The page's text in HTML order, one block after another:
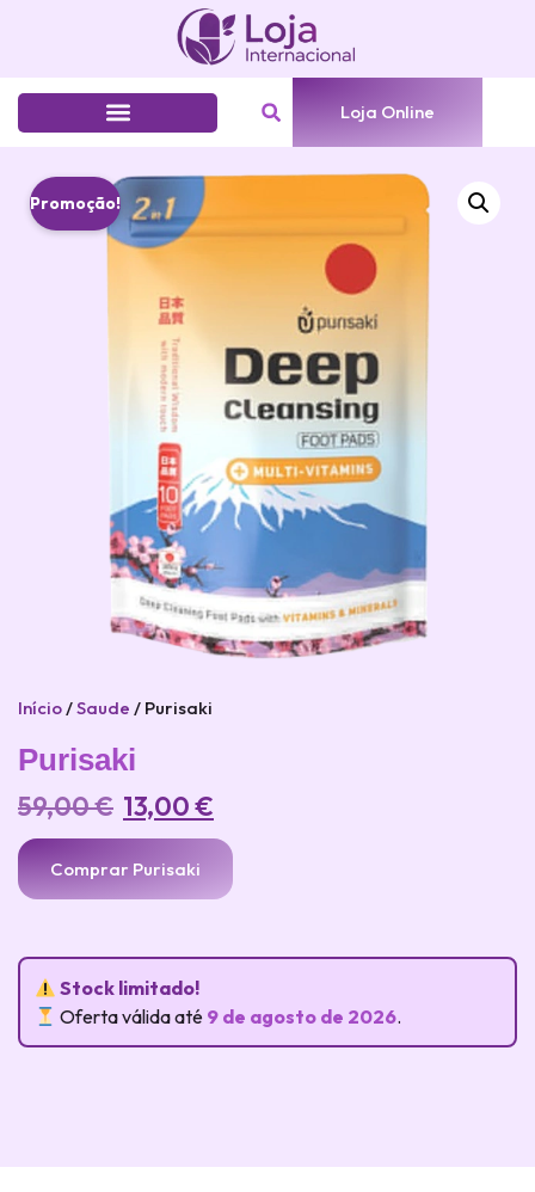
Loja Online
Promoção!
Início/Saude / Purisaki
Purisaki
59,00€ 13,00€
Comprar Purisaki
Stock limitado!
Oferta válida até 9 de agosto de 2026.